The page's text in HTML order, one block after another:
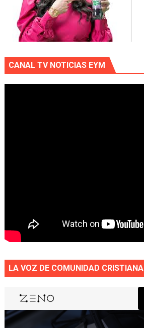
CANAL TV NOTICIAS EYM
LA VOZ DE COMUNIDAD CRISTIANA